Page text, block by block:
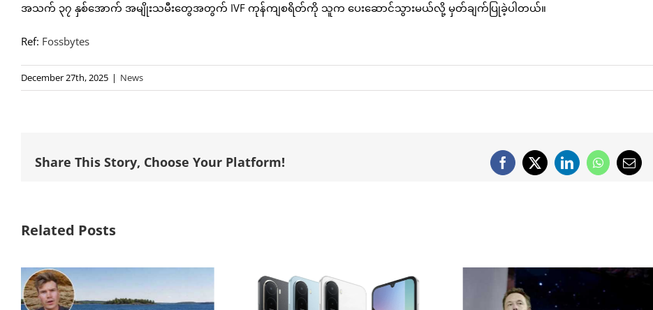
အသက် ၃၇ နှစ်အောက် အမျိုးသမီးတွေအတွက် IVF ကုန်ကျစရိတ်ကို သူက ပေးဆောင်သွားမယ်လို့ မှတ်ချက်ပြုခဲ့ပါတယ်။
Ref: Fossbytes
December 27th, 2025 | News
Share This Story, Choose Your Platform! Facebook
X LinkedInWhatsApp
Email
Related Posts